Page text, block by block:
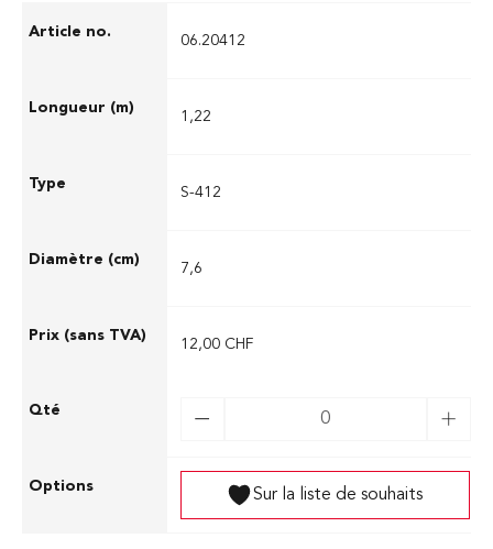
06.20412
1,22
S-412
7,6
12,00 CHF
Sur la liste de souhaits